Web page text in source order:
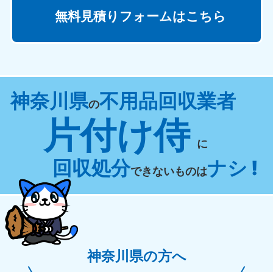
無料見積りフォームはこちら
神奈川県の不用品回収業者
片付け侍 に
回収処分できないものはナシ !
神奈川県の方へ